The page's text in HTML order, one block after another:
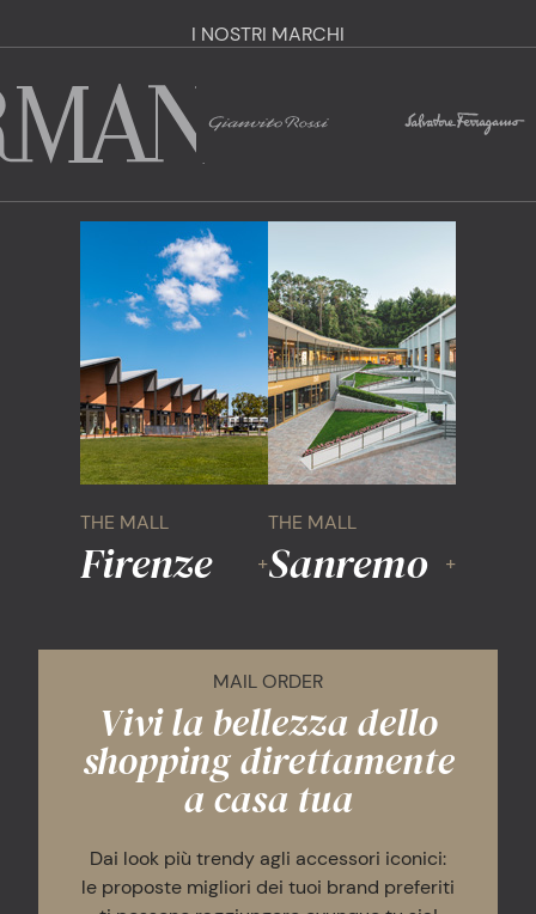
I NOSTRI MARCHI
THE MALL
Firenze +
THE MALL
Sanremo +
MAIL ORDER
Vivi la bellezza dello
shopping direttamente
a casa tua
Dai look più trendy agli accessori iconici:
le proposte migliori dei tuoi brand preferiti